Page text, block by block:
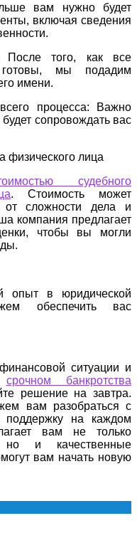
вам нужно будет
включая сведения
того, как все
мы подадим
имени.
процесса: Важно
сопровождать вас
физического лица
судебного
. Стоимость может
от сложности дела и
компания предлагает
чтобы вы могли
опыт в юридической
обеспечить вас
ситуации и
срочном банкротства
решение на завтра.
вам разобраться с
поддержку на каждом
вам не только
но и качественные
вам начать новую